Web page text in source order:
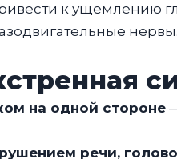
к
на одной стороне
речи,